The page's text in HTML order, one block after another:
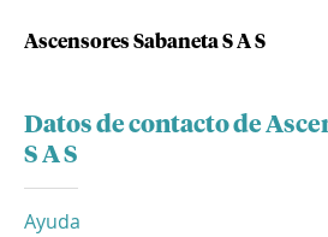
Ascensores Sabaneta S A S
Datos de contacto de
S A S
Ayuda